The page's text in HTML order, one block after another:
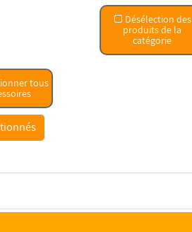
Désélection des
produits de la
catégorie
tous